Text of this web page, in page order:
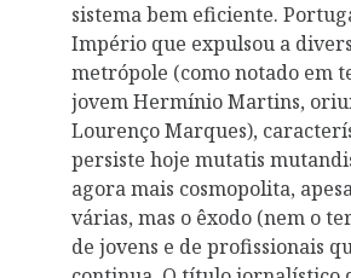
sistema bem eficiente.
Império que expulsou a
metrópole (como notado em
jovem Hermínio Martins,
Lourenço Marques),
persiste hoje mutatis
agora mais cosmopolita,
várias, mas o êxodo (nem o
de jovens e de profissionais